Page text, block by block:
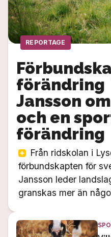
REPORTAGE
förändring
Jansson
och en
förändring
Från ridskolan i
förbundskapten för
Jansson leder
granskas mer än